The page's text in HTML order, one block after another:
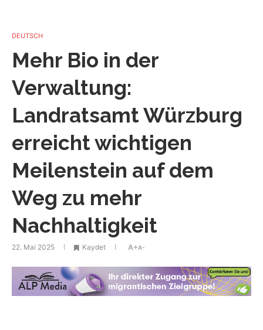
DEUTSCH
Mehr Bio in der
Verwaltung:
Landratsamt Würzburg
erreicht wichtigen
Meilenstein auf dem
Weg zu mehr
Nachhaltigkeit
22. Mai 2025 Kaydet A+A-